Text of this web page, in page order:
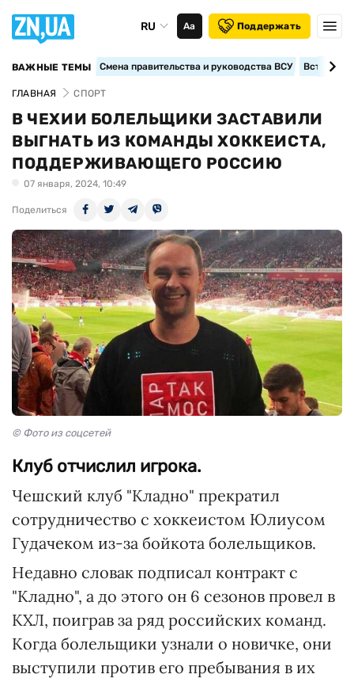
RU Аа Поддержать
ВАЖНЫЕ ТЕМЫ Смена правительства и руководства ВСУ
ГЛАВНАЯ СПОРТ
В ЧЕХИИ БОЛЕЛЬЩИКИ ЗАСТАВИЛИ
ВЫГНАТЬ ИЗ КОМАНДЫ ХОККЕИСТА,
ПОДДЕРЖИВАЮЩЕГО РОССИЮ
07 января, 2024, 10:49
Поделиться
© Фото из соцсетей
Клуб отчислил игрока.
Чешский клуб "Кладно" прекратил
сотрудничество с хоккеистом Юлиусом
Гудачеком из-за бойкота болельщиков.
Недавно словак подписал контракт с
"Кладно", а до этого он 6 сезонов провел в
КХЛ, поиграв за ряд российских команд.
Когда болельщики узнали о новичке, они
выступили против его пребывания в их